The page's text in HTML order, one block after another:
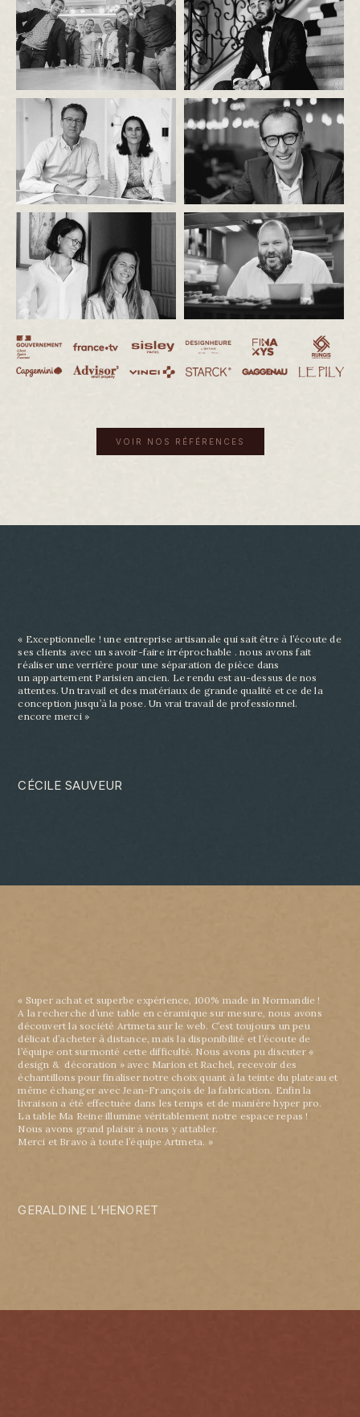
VOIR NOS RÉFÉRENCES
« Exceptionnelle ! une entreprise artisanale qui sait être à l’écoute de
ses clients avec un savoir-faire irréprochable . nous avons fait
réaliser une verrière pour une séparation de pièce dans
un appartement Parisien ancien. Le rendu est au-dessus de nos
attentes. Un travail et des matériaux de grande qualité et ce de la
conception jusqu’à la pose. Un vrai travail de professionnel.
encore merci »
CÉCILE SAUVEUR
« Super achat et superbe expérience, 100% made in Normandie !
A la recherche d’une table en céramique sur mesure, nous avons
découvert la société Artmeta sur le web. C’est toujours un peu
délicat d’acheter à distance, mais la disponibilité et l’écoute de
l’équipe ont surmonté cette difficulté. Nous avons pu discuter «
design & décoration » avec Marion et Rachel, recevoir des
échantillons pour finaliser notre choix quant à la teinte du plateau et
même échanger avec Jean-François de la fabrication. Enfin la
livraison a été effectuée dans les temps et de manière hyper pro.
La table Ma Reine illumine véritablement notre espace repas !
Nous avons grand plaisir à nous y attabler.
Merci et Bravo à toute l’équipe Artmeta. »
GERALDINE L’HENORET